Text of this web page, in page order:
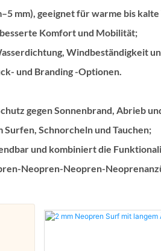
mm), geeignet für warme bis
Komfort und Mobilität;
Windbeständigkeit
und Branding -Optionen.
gegen Sonnenbrand, Abrieb
Schnorcheln und Tauchen;
und kombiniert die
Neopren-Neopren-